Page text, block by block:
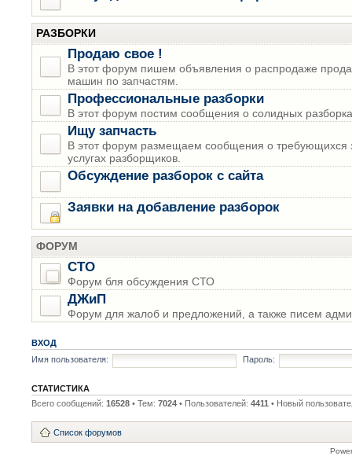
РАЗБОРКИ
Продаю свое !
В этот форум пишем объявления о распродаже
машин по запчастям.
Профессиональные разборки
В этот форум постим сообщения о солидных
Ищу запчасть
В этот форум размещаем сообщения о требующихся
услугах разборщиков.
Обсуждение разборок с сайта
Заявки на добавление разборок
ФОРУМ
СТО
Форум бля обсуждения СТО
ДЖиП
Форум для жалоб и предложений, а также писем
ВХОД
Имя пользователя:
Пароль:
СТАТИСТИКА
Всего сообщений: 16528 • Тем: 7024 • Пользователей: 4411 • Новый
Список форумов